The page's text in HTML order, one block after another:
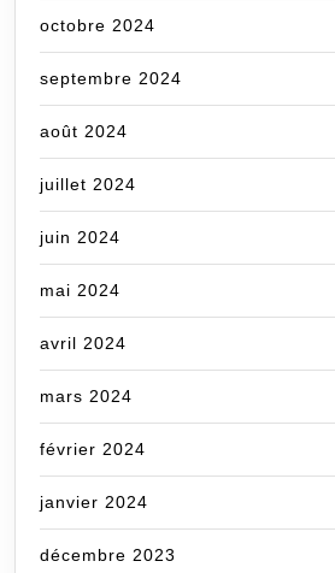
octobre 2024
septembre 2024
août 2024
juillet 2024
juin 2024
mai 2024
avril 2024
mars 2024
février 2024
janvier 2024
décembre 2023